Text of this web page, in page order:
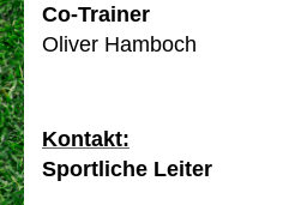
Co-Trainer
Oliver Hamboch
Kontakt:
Sportliche Leiter